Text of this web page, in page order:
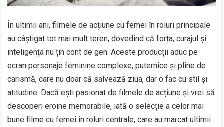
În ultimii ani, filmele de acțiune cu femei în roluri principale
au câștigat tot mai mult teren, dovedind că forța, curajul și
inteligența nu țin cont de gen. Aceste producții aduc pe
ecran personaje feminine complexe, puternice și pline de
carismă, care nu doar că salvează ziua, dar o fac cu stil și
atitudine. Dacă ești pasionat de filmele de acțiune și vrei să
descoperi eroine memorabile, iată o selecție a celor mai
bune filme cu femei în roluri centrale, care au marcat ultimii